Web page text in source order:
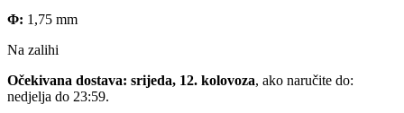
Φ: 1,75 mm
Na zalihi
Očekivana dostava: srijeda, 12. kolovoza, ako naručite do:
nedjelja do 23:59.